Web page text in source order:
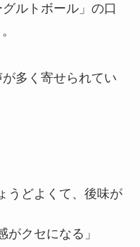
ルトボール」の口
多く寄せられてい
うどよくて、後味が
がクセになる」